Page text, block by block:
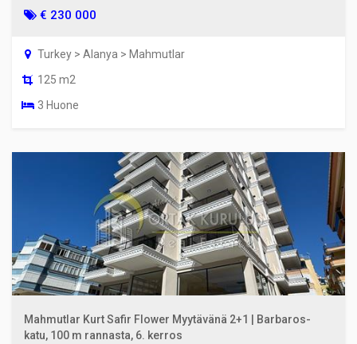
€ 230 000
Turkey > Alanya > Mahmutlar
125 m2
3 Huone
Mahmutlar Kurt Safir Flower Myytävänä 2+1 | Barbaros-
katu, 100 m rannasta, 6. kerros